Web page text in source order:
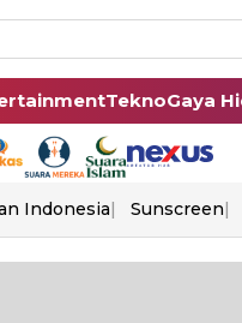
TeknoGaya
Indonesia Sunscreen